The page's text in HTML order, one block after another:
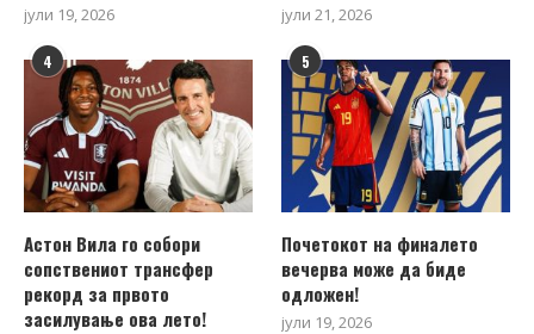
јули 19, 2026 јули 21, 2026
4
Астон Вила го собори
сопствениот трансфер
рекорд за првото
засилување ова лето!
5
Почетокот на финалето
вечерва може да биде
одложен!
јули 19, 2026